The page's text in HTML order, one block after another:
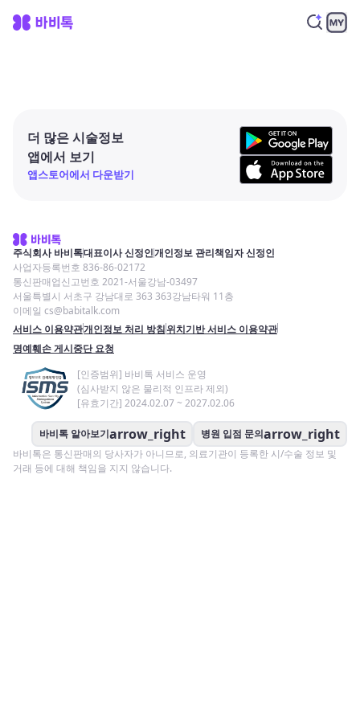
더 많은 시술정보
앱에서 보기
앱스토어에서 다운받기
주식회사 바비톡대표이사 신정인개인정보 관리책임자 신정인
사업자등록번호 836-86-02172
통신판매업신고번호 2021-서울강남-03497
서울특별시 서초구 강남대로 363 363강남타워 11층
이메일 cs@babitalk.com
서비스 이용약관개인정보 처리 방침위치기반 서비스 이용약관
명예훼손 게시중단 요청
[인증범위] 바비톡 서비스 운영
(심사받지 않은 물리적 인프라 제외)
[유효기간] 2024.02.07 ~ 2027.02.06
바비톡 알아보기arrow_right 병원 입점 문의arrow_right
바비톡은 통신판매의 당사자가 아니므로, 의료기관이 등록한 시/수술 정보 및
거래 등에 대해 책임을 지지 않습니다.